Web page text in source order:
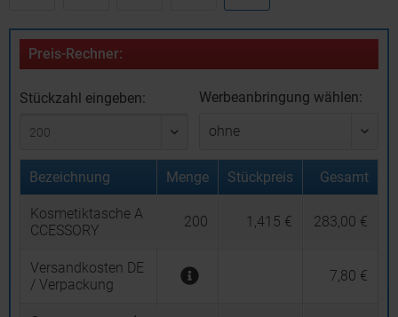
Preis-Rechner:
Stückzahl eingeben: Werbeanbringung wählen:
Bezeichnung Menge Stückpreis Gesamt
Kosmetiktasche A
CCESSORY
200 1,415 € 283,00 €
Versandkosten DE
/ Verpackung
7,80 €